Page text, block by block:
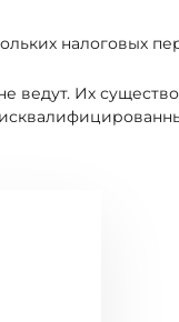
налоговых
ведут. Их